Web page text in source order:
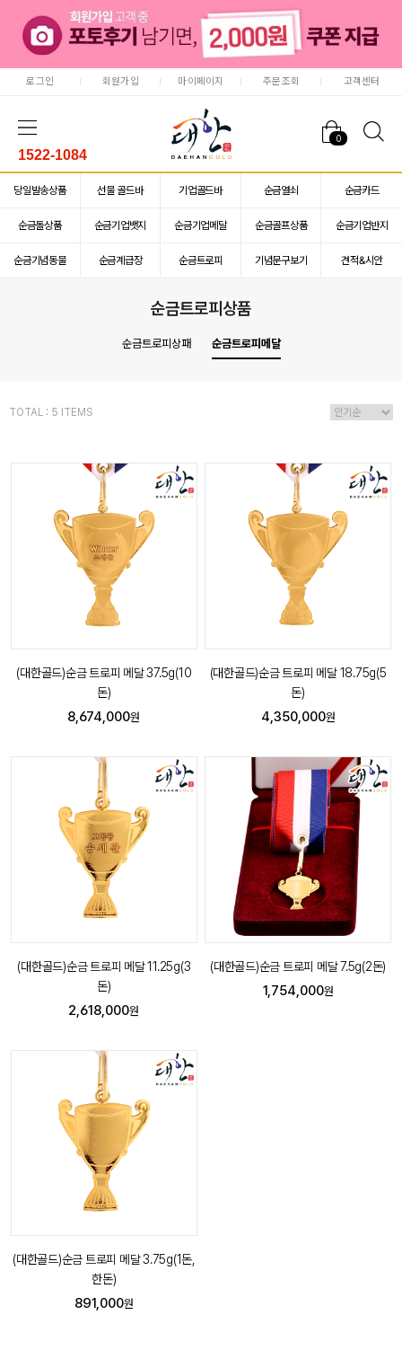
로그인 회원가입 마이페이지 주문조회 고객센터
0
1522-1084
당일발송상품 선물 골드바 기업골드바 순금열쇠 순금카드
순금돌상품 순금기업뱃지 순금기업메달 순금골프상품 순금기업반지
순금기념동물 순금계급장 순금트로피 기념문구보기 견적&시안
순금트로피상품
순금트로피상패 순금트로피메달
TOTAL : 5 ITEMS
(대한골드)순금 트로피 메달 37.5g(10
돈)
8,674,000원
(대한골드)순금 트로피 메달 18.75g(5
돈)
4,350,000원
(대한골드)순금 트로피 메달 11.25g(3
돈)
2,618,000원
(대한골드)순금 트로피 메달 7.5g(2돈)
1,754,000원
(대한골드)순금 트로피 메달 3.75g(1돈,
한돈)
891,000원